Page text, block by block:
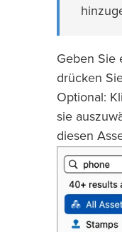
Geben Sie
drücken
Optional:
sie
diesen